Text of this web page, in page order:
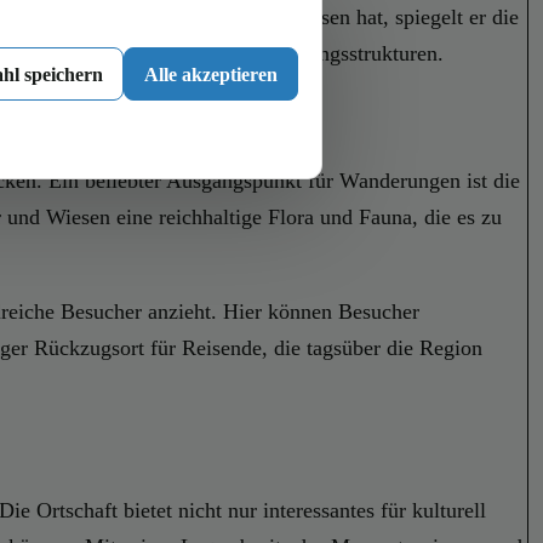
weltberühmte Historie aufzuweisen hat, spiegelt er die
im Rahmen regionaler Verwaltungsstrukturen.
Ein beliebter Ausgangspunkt für Wanderungen ist die
Wiesen eine reichhaltige Flora und Fauna, die es zu
Besucher anzieht. Hier können Besucher
Rückzugsort für Reisende, die tagsüber die Region
Ortschaft bietet nicht nur interessantes für kulturell
speichern Alle akzeptieren